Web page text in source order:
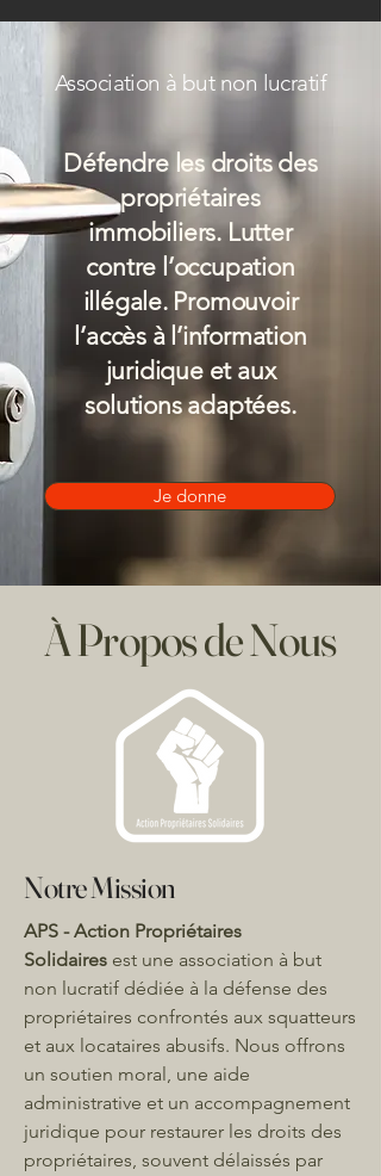
Association à but non lucratif
Défendre les droits des
propriétaires
immobiliers. Lutter
contre l’occupation
illégale. Promouvoir
l’accès à l’information
juridique et aux
solutions adaptées.
Je donne
À Propos de Nous
Notre Mission
APS - Action Propriétaires
Solidaires est une association à but
non lucratif dédiée à la défense des
propriétaires confrontés aux squatteurs
et aux locataires abusifs. Nous offrons
un soutien moral, une aide
administrative et un accompagnement
juridique pour restaurer les droits des
propriétaires, souvent délaissés par